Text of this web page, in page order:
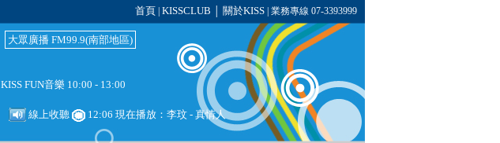
首頁 KISSCLUB 關於KISS| 業務專線 07-3393999
大眾廣播 FM99.9(南部地區)
KISS FUN音樂 10:00 - 13:00
線上收聽 12:06 現在播放： 李玟- 真情人